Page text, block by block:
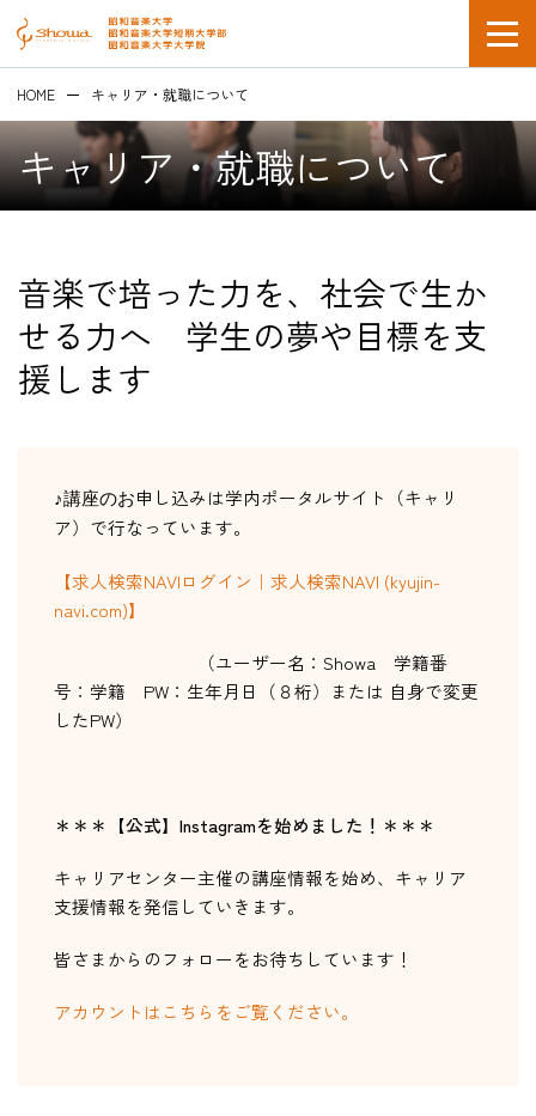
在学生の方
企業採用担当の方
HOME
大学院
修士・博士
教員紹介
演奏会・公演・講座
キャリア・就職
HOME キャリア・就職について
キャリア・就職について
音楽で培った力を、社会で生か
せる力へ 学生の夢や目標を支
援します
♪講座のお申し込みは学内ポータルサイト（キャリ
ア）で行なっています。
【求人検索NAVIログイン｜求人検索NAVI (kyujin-
navi.com)】
（ユーザー名：Showa 学籍番
号：学籍 PW ：生年月日（８桁）
または 自身で変更
したPW）
＊＊＊【公式】Instagramを始めました！ ＊＊＊
キャリアセンター主催の講座情報を始め、キャリア
支援情報を発信していきます。
皆さまからのフォローをお待ちしています！
アカウントはこちらをご覧ください。